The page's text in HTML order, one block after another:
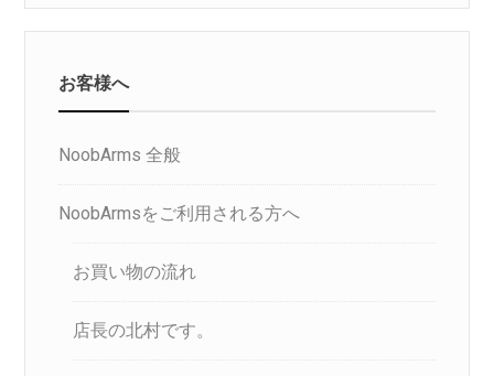
お客様へ
NoobArms 全般
NoobArmsをご利用される方へ
お買い物の流れ
店長の北村です。